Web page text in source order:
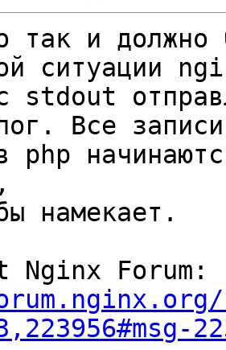
так и
ситуации
Все
php
намекает.